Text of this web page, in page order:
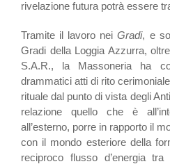
rivelazione futura potrà essere
Tramite il lavoro neiGradi, e
Gradi della Loggia Azzurra,
S.A.R., la Massoneria ha
drammatici atti di rito
rituale dal punto di vista degli
relazione quello che è
all’esterno, porre in rapporto il
con il mondo esteriore della
reciproco flusso d’energia